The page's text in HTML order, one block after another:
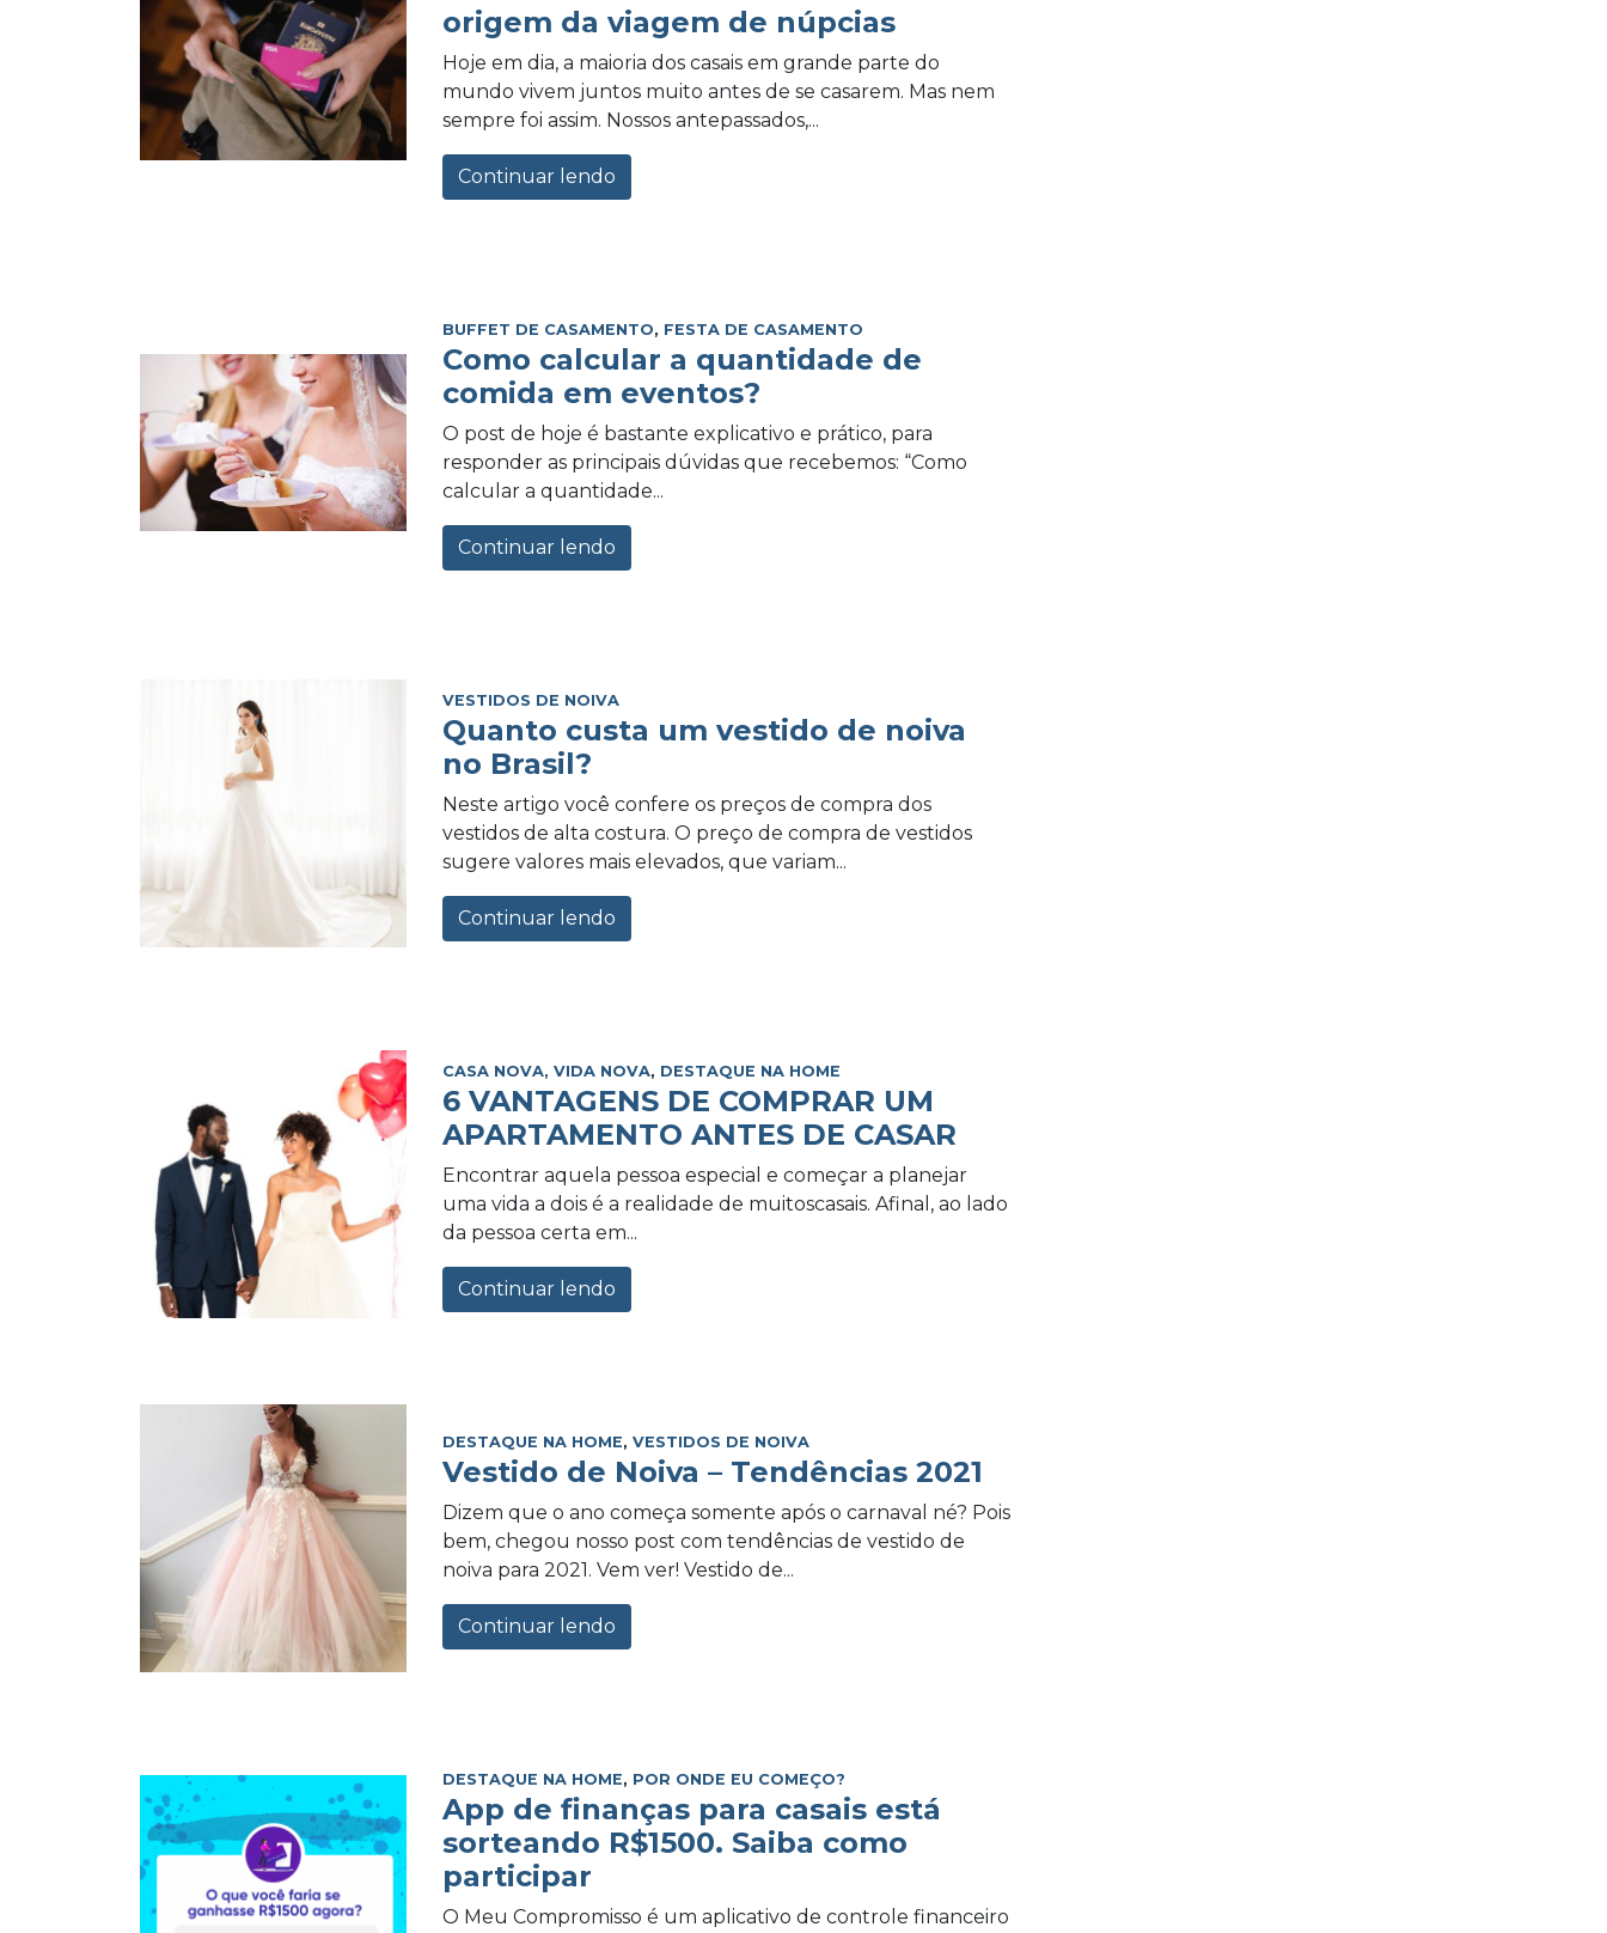
origem da viagem de núpcias
Hoje em dia, a maioria dos casais em grande parte do
mundo vivem juntos muito antes de se casarem. Mas nem
sempre foi assim. Nossos antepassados,...
Continuar lendo
BUFFET DE CASAMENTO, FESTA DE CASAMENTO
Como calcular a quantidade de
comida em eventos?
O post de hoje é bastante explicativo e prático, para
responder as principais dúvidas que recebemos: “Como
calcular a quantidade...
Continuar lendo
VESTIDOS DE NOIVA
Quanto custa um vestido de noiva
no Brasil?
Neste artigo você confere os preços de compra dos
vestidos de alta costura. O preço de compra de vestidos
sugere valores mais elevados, que variam...
Continuar lendo
CASA NOVA, VIDA NOVA, DESTAQUE NA HOME
6 VANTAGENS DE COMPRAR UM
APARTAMENTO ANTES DE CASAR
Encontrar aquela pessoa especial e começar a planejar
uma vida a dois é a realidade de muitoscasais. Afinal, ao lado
da pessoa certa em...
Continuar lendo
DESTAQUE NA HOME,VESTIDOS DE NOIVA
Vestido de Noiva – Tendências 2021
Dizem que o ano começa somente após o carnaval né? Pois
bem, chegou nosso post com tendências de vestido de
noiva para 2021. Vem ver! Vestido de...
Continuar lendo
DESTAQUE NA HOME, POR ONDE EU COMEÇO?
App de finanças para casais está
sorteando R$1500. Saiba como
participar
O Meu Compromisso é um aplicativo de controle financeiro